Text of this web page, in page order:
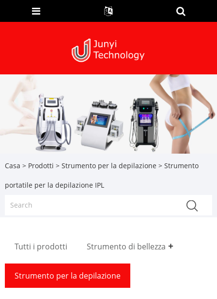
Casa > Prodotti > Strumento per la depilazione > Strumento
portatile per la depilazione IPL
Tutti i prodotti Strumento di bellezza
Strumento per la depilazione